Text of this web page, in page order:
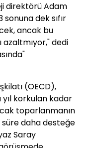
direktörü Adam
dek sıfır
ancak bu
dedi
(OECD),
korkulan kadar
toparlanmanın
daha desteğe
Saray